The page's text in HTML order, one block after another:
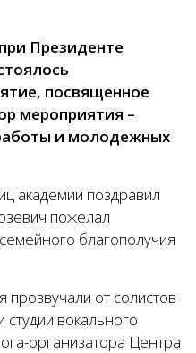
Президенте
посвященное
мероприятия –
и молодежных
академии поздравил
пожелал
благополучия
от солистов
студии вокального
организатора Центра